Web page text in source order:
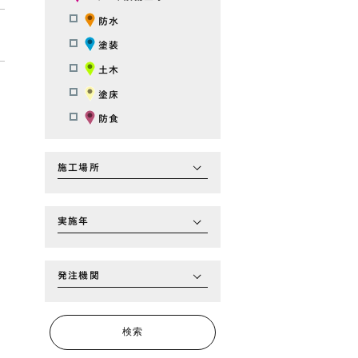
防水
塗装
土木
塗床
防食
施工場所
実施年
発注機関
検索